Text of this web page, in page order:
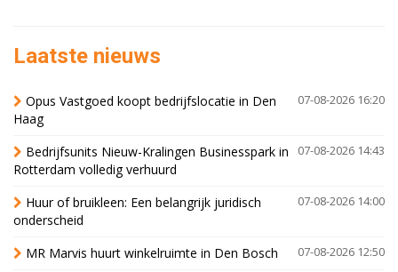
Laatste nieuws
07-08-2026 16:20
Opus Vastgoed koopt bedrijfslocatie in Den
Haag
07-08-2026 14:43
Bedrijfsunits Nieuw-Kralingen Businesspark in
Rotterdam volledig verhuurd
07-08-2026 14:00
Huur of bruikleen: Een belangrijk juridisch
onderscheid
07-08-2026 12:50
MR Marvis huurt winkelruimte in Den Bosch